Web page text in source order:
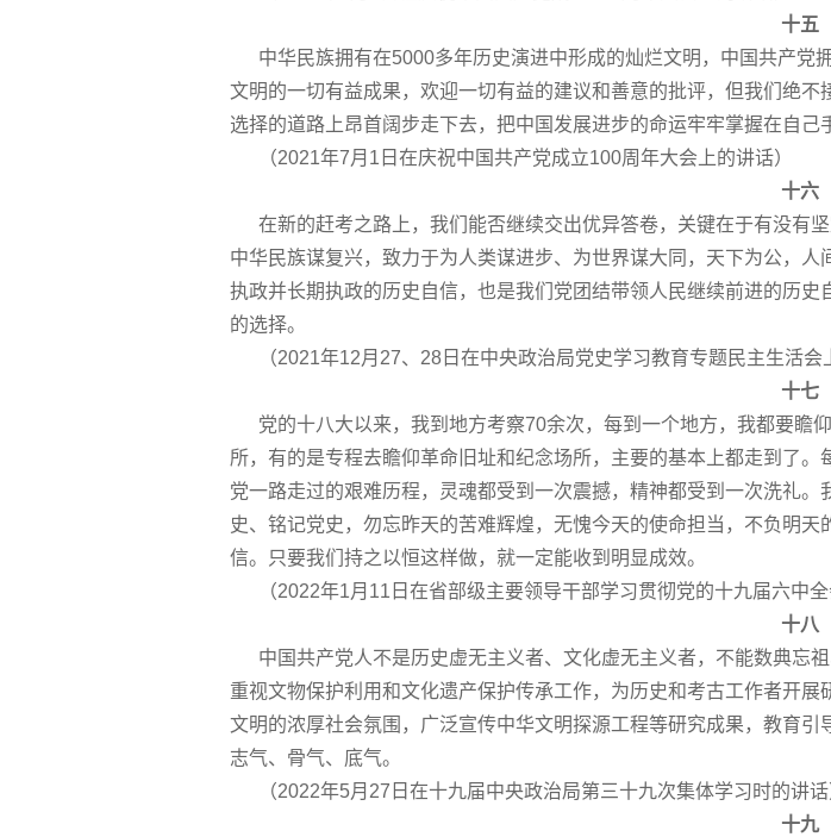
十五
中华民族拥有在5000多年历史演进中形成的灿烂文明，中国共产党
文明的一切有益成果，欢迎一切有益的建议和善意的批评，但我们绝
选择的道路上昂首阔步走下去，把中国发展进步的命运牢牢掌握在自己
（2021年7月1日在庆祝中国共产党成立100周年大会上的讲话）
十六
在新的赶考之路上，我们能否继续交出优异答卷，关键在于有没有
中华民族谋复兴，致力于为人类谋进步、为世界谋大同，天下为公，
执政并长期执政的历史自信，也是我们党团结带领人民继续前进的历
的选择。
（2021年12月27、28日在中央政治局党史学习教育专题民主生活会
十七
党的十八大以来，我到地方考察70余次，每到一个地方，我都要瞻
所，有的是专程去瞻仰革命旧址和纪念场所，主要的基本上都走到了
党一路走过的艰难历程，灵魂都受到一次震撼，精神都受到一次洗礼
史、铭记党史，勿忘昨天的苦难辉煌，无愧今天的使命担当，不负明
信。只要我们持之以恒这样做，就一定能收到明显成效。
（2022年1月11日在省部级主要领导干部学习贯彻党的十九届六中全
十八
中国共产党人不是历史虚无主义者、文化虚无主义者，不能数典忘
重视文物保护利用和文化遗产保护传承工作，为历史和考古工作者开
文明的浓厚社会氛围，广泛宣传中华文明探源工程等研究成果，教育
志气、骨气、底气。
（2022年5月27日在十九届中央政治局第三十九次集体学习时的讲话
十九